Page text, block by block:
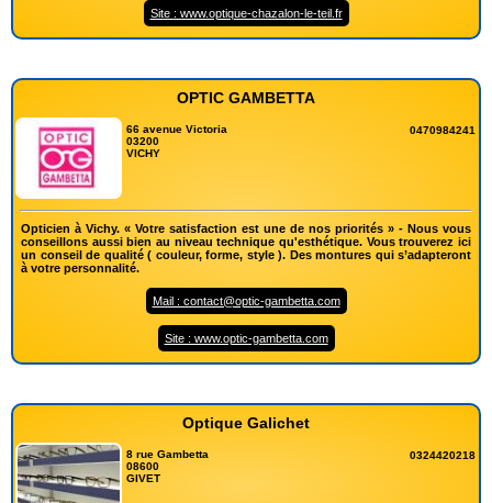
Site : www.optique-chazalon-le-teil.fr
OPTIC GAMBETTA
66 avenue Victoria
03200
VICHY
0470984241
Opticien à Vichy. « Votre satisfaction est une de nos priorités » - Nous vous
conseillons aussi bien au niveau technique qu'esthétique. Vous trouverez ici
un conseil de qualité ( couleur, forme, style ). Des montures qui s’adapteront
à votre personnalité.
Mail : contact@optic-gambetta.com
Site : www.optic-gambetta.com
Optique Galichet
8 rue Gambetta
08600
GIVET
0324420218